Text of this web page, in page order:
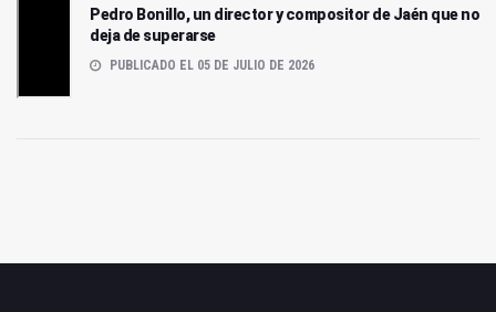
Pedro Bonillo, un director y compositor de Jaén que no
deja de superarse
PUBLICADO EL 05 DE JULIO DE 2026